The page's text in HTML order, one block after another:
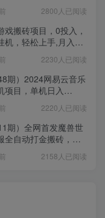
2800人已阅读
戏搬砖项目，0投入，
机，轻松上手,月入
2230人已阅读
期）2024网易云音乐
项目，单机日入
2220人已阅读
期）全网首发魔兽世
全自动打金搬砖，日
2158人已阅读